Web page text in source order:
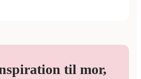
til mor,